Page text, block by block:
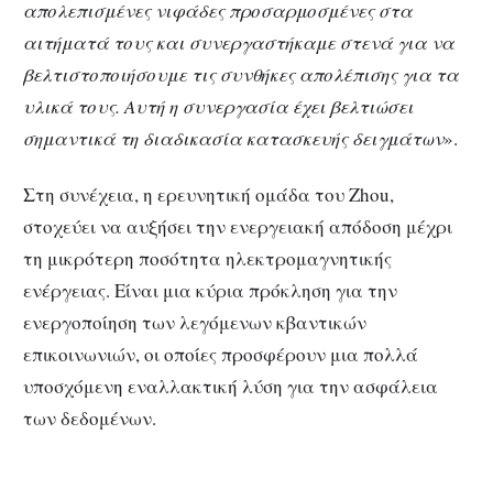
απολεπισμένες νιφάδες προσαρμοσμένες στα
αιτήματά τους και συνεργαστήκαμε στενά για να
βελτιστοποιήσουμε τις συνθήκες απολέπισης για τα
υλικά τους. Αυτή η συνεργασία έχει βελτιώσει
σημαντικά τη διαδικασία κατασκευής δειγμάτων».
Στη συνέχεια, η ερευνητική ομάδα του Zhou,
στοχεύει να αυξήσει την ενεργειακή απόδοση μέχρι
τη μικρότερη ποσότητα ηλεκτρομαγνητικής
ενέργειας. Είναι μια κύρια πρόκληση για την
ενεργοποίηση των λεγόμενων κβαντικών
επικοινωνιών, οι οποίες προσφέρουν μια πολλά
υποσχόμενη εναλλακτική λύση για την ασφάλεια
των δεδομένων.